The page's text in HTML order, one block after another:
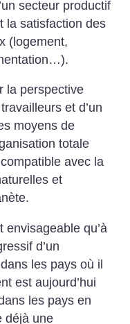
secteur productif
la satisfaction des
(logement,
la perspective
et d’un
moyens de
totale
avec la
et
envisageable qu’à
d’un
les pays où il
est aujourd’hui
les pays en
déjà une